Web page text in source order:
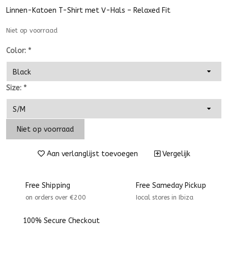
Linnen-Katoen T-Shirt met V-Hals – Relaxed Fit
Niet op voorraad
Color: *
Size: *
Niet op voorraad
Aan verlanglijst toevoegen Vergelijk
Free Shipping
on orders over €200
Free Sameday Pickup
Iocal stores in Ibiza
100% Secure Checkout